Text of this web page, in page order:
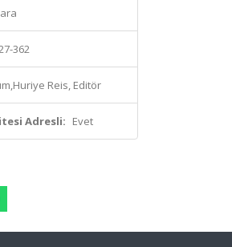
362
Reis, Editör
Adresli: Evet